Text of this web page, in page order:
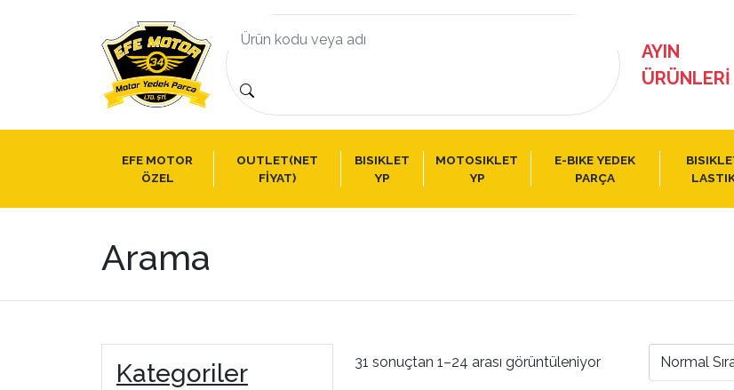
AYIN
ÜRÜNLERI
EFE MOTOR
ÖZEL
OUTLET(NET
FİYAT)
BISIKLET
YP
MOTOSIKLET
YP
E-BIKE YEDEK
PARÇA
Arama
Kategoriler 31 sonuçtan 1–24 arası görüntüleniyor Normal